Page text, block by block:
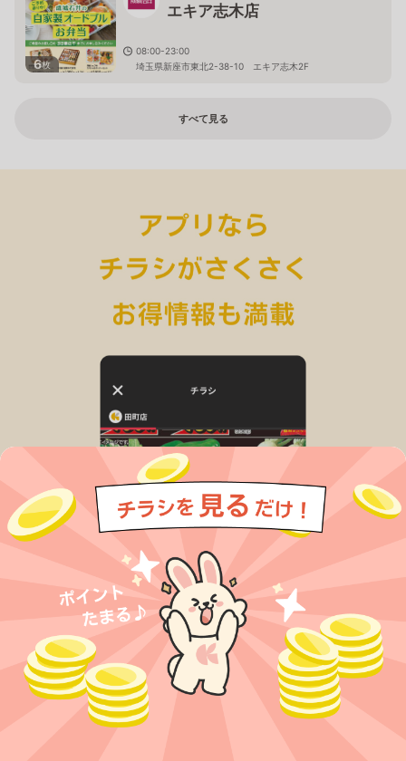
6枚
エキア志木店
08:00-23:00
埼玉県新座市東北2-38-10 エキア志木2F
すべて見る